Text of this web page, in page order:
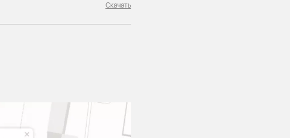
Скачать